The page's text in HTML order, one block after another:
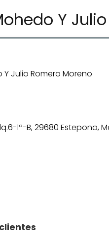
Y
Julio Romero Moreno
1º-B, 29680 Estepona,